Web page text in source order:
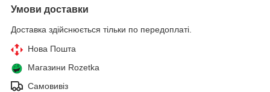
Умови доставки
Доставка здійснюється тільки по передоплаті.
Нова Пошта
Магазини Rozetka
Самовивіз